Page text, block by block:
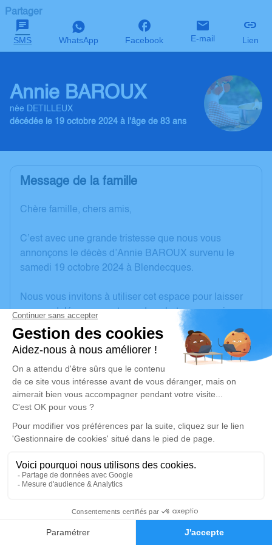
Faire-part Hommages
Partager
SMS WhatsApp Facebook E-mail Lien
Annie BAROUX
née DETILLEUX
décédée le 19 octobre 2024 à l'âge de 83 ans
Message de la famille
Chère famille, chers amis,
C’est avec une grande tristesse que nous vous
annonçons le décès d’Annie BAROUX survenu le
samedi 19 octobre 2024 à Blendecques.
Nous vous invitons à utiliser cet espace pour laisser
vos condoléances, partager des photos souvenirs,
une anecdote ou exprimer vos pensées à travers des
poèmes ou des textes. Cet endroit est un lieu
d'expression dédié à honorer la mémoire d’Annie
BAROUX.
Un service de plantation d’arbre hommage est
disponible ici
Crémation
Crématorium de Rety
Rue Victor Hugo Rety